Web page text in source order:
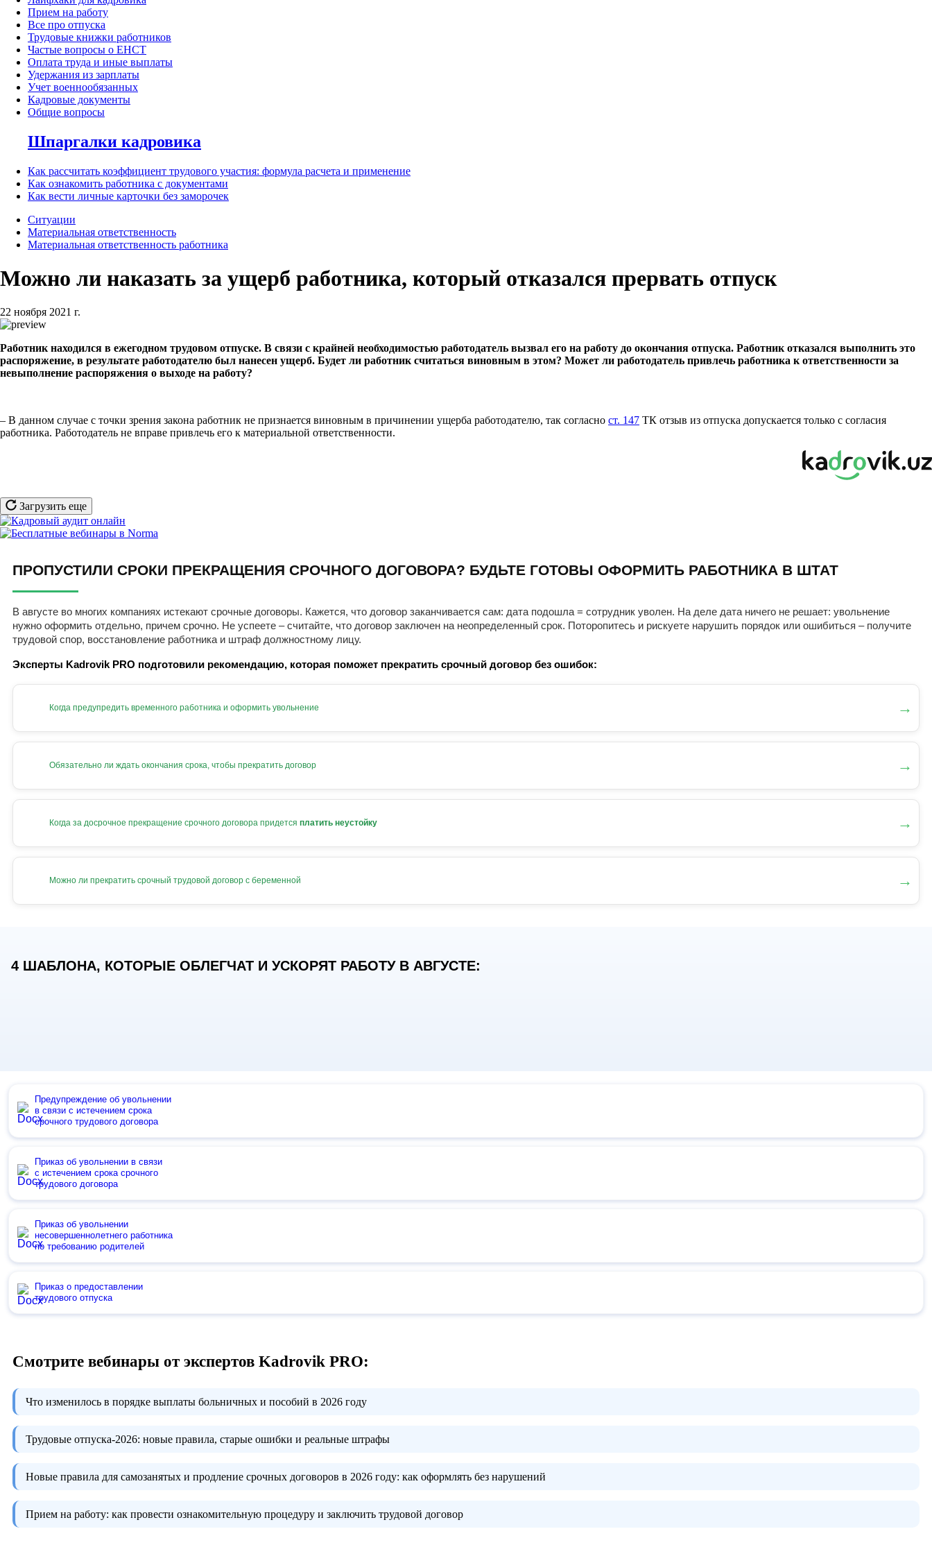
Прием на работу
Все про отпуска
Трудовые книжки работников
Частые вопросы о ЕНСТ
Оплата труда и иные выплаты
Удержания из зарплаты
Учет военнообязанных
Кадровые документы
Общие вопросы
Шпаргалки кадровика
Как рассчитать коэффициент трудового участия: формула расчета и применение
Как ознакомить работника с документами
Как вести личные карточки без заморочек
Ситуации
Материальная ответственность
Материальная ответственность работника
Можно ли наказать за ущерб работника, который отказался прервать отпуск
22 ноября 2021 г.
Работник находился в ежегодном трудовом отпуске. В связи с крайней необходимостью работодатель вызвал его на работу до окончания отпуска. Работник отказался выполнить это
распоряжение, в результате работодателю был нанесен ущерб. Будет ли работник считаться виновным в этом? Может ли работодатель привлечь работника к ответственности за
невыполнение распоряжения о выходе на работу?
– В данном случае с точки зрения закона работник не признается виновным в причинении ущерба работодателю, так согласно ст. 147 ТК отзыв из отпуска допускается только с согласия
работника. Работодатель не вправе привлечь его к материальной ответственности.
Загрузить еще
ПРОПУСТИЛИ СРОКИ ПРЕКРАЩЕНИЯ СРОЧНОГО ДОГОВОРА? БУДЬТЕ ГОТОВЫ ОФОРМИТЬ РАБОТНИКА В ШТАТ
В августе во многих компаниях истекают срочные договоры. Кажется, что договор заканчивается сам: дата подошла = сотрудник уволен. На деле дата ничего не решает: увольнение
нужно оформить отдельно, причем срочно. Не успеете – считайте, что договор заключен на неопределенный срок. Поторопитесь и рискуете нарушить порядок или ошибиться – получите
трудовой спор, восстановление работника и штраф должностному лицу.
Эксперты Kadrovik PRO подготовили рекомендацию, которая поможет прекратить срочный договор без ошибок:
Когда предупредить временного работника и оформить увольнение →
Обязательно ли ждать окончания срока, чтобы прекратить договор →
Когда за досрочное прекращение срочного договора придется платить неустойку →
Можно ли прекратить срочный трудовой договор с беременной →
4 ШАБЛОНА, КОТОРЫЕ ОБЛЕГЧАТ И УСКОРЯТ РАБОТУ В АВГУСТЕ:
Предупреждение об увольнении
в связи с истечением срока
срочного трудового договора
Приказ об увольнении в связи
с истечением срока срочного
трудового договора
Приказ об увольнении
несовершеннолетнего работника
по требованию родителей
Приказ о предоставлении
трудового отпуска
Смотрите вебинары от экспертов Kadrovik PRO:
Что изменилось в порядке выплаты больничных и пособий в 2026 году
Трудовые отпуска-2026: новые правила, старые ошибки и реальные штрафы
Новые правила для самозанятых и продление срочных договоров в 2026 году: как оформлять без нарушений
Прием на работу: как провести ознакомительную процедуру и заключить трудовой договор